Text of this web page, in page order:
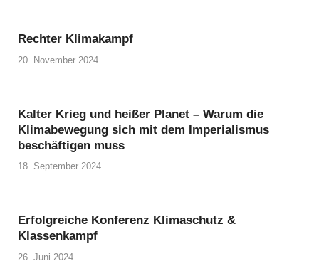
Rechter Klimakampf
20. November 2024
Kalter Krieg und heißer Planet – Warum die
Klimabewegung sich mit dem Imperialismus
beschäftigen muss
18. September 2024
Erfolgreiche Konferenz Klimaschutz &
Klassenkampf
26. Juni 2024